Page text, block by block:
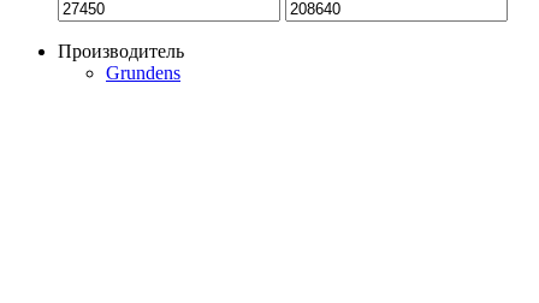
Производитель
Grundens